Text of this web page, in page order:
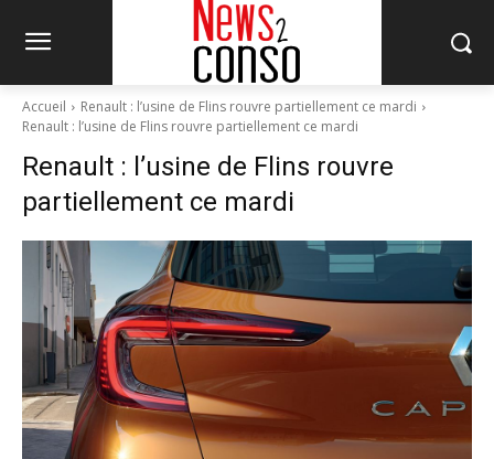
Accueil
Renault : l’usine de Flins rouvre partiellement ce mardi
Renault : l’usine de Flins rouvre partiellement ce mardi
Renault : l’usine de Flins rouvre
partiellement ce mardi